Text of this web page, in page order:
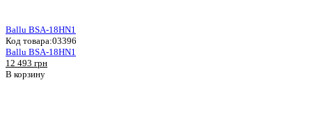
Ballu BSA-18HN1
Код товара:03396
Ballu BSA-18HN1
12 493 грн
В корзину